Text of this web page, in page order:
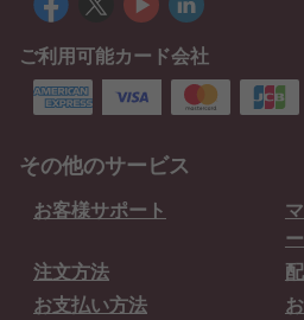
ご利用可能カード会社
その他のサービス
お客様サポート
注文方法
お支払い方法